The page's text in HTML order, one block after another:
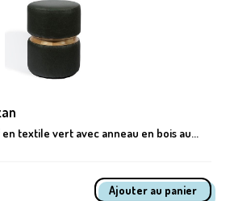
textile vert avec anneau en bois au...